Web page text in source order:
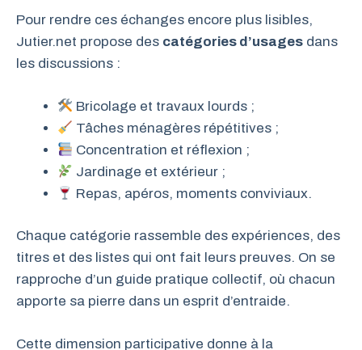
Pour rendre ces échanges encore plus lisibles,
Jutier.net propose des catégories d’usages dans
les discussions :
Bricolage et travaux lourds ;
Tâches ménagères répétitives ;
Concentration et réflexion ;
Jardinage et extérieur ;
Repas, apéros, moments conviviaux.
Chaque catégorie rassemble des expériences, des
titres et des listes qui ont fait leurs preuves. On se
rapproche d’un guide pratique collectif, où chacun
apporte sa pierre dans un esprit d’entraide.
Cette dimension participative donne à la